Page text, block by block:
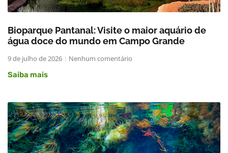
Bioparque Pantanal: Visite o maior aquário de
água doce do mundo em Campo Grande
9 de julho de 2026
Nenhum comentário
Saiba mais